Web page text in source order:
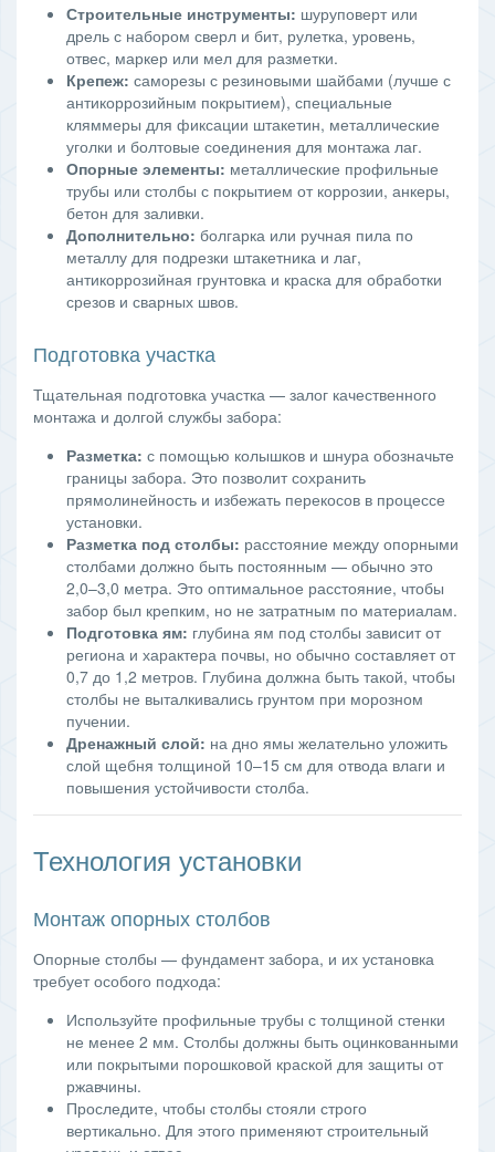
Строительные инструменты: шуруповерт или
дрель с набором сверл и бит, рулетка, уровень,
отвес, маркер или мел для разметки.
Крепеж: саморезы с резиновыми шайбами (лучше с
антикоррозийным покрытием), специальные
кляммеры для фиксации штакетин, металлические
уголки и болтовые соединения для монтажа лаг.
Опорные элементы: металлические профильные
трубы или столбы с покрытием от коррозии, анкеры,
бетон для заливки.
Дополнительно: болгарка или ручная пила по
металлу для подрезки штакетника и лаг,
антикоррозийная грунтовка и краска для обработки
срезов и сварных швов.
Подготовка участка
Тщательная подготовка участка — залог качественного
монтажа и долгой службы забора:
Разметка: с помощью колышков и шнура обозначьте
границы забора. Это позволит сохранить
прямолинейность и избежать перекосов в процессе
установки.
Разметка под столбы: расстояние между опорными
столбами должно быть постоянным — обычно это
2,0–3,0 метра. Это оптимальное расстояние, чтобы
забор был крепким, но не затратным по материалам.
Подготовка ям: глубина ям под столбы зависит от
региона и характера почвы, но обычно составляет от
0,7 до 1,2 метров. Глубина должна быть такой, чтобы
столбы не выталкивались грунтом при морозном
пучении.
Дренажный слой: на дно ямы желательно уложить
слой щебня толщиной 10–15 см для отвода влаги и
повышения устойчивости столба.
Технология установки
Монтаж опорных столбов
Опорные столбы — фундамент забора, и их установка
требует особого подхода:
Используйте профильные трубы с толщиной стенки
не менее 2 мм. Столбы должны быть оцинкованными
или покрытыми порошковой краской для защиты от
ржавчины.
Проследите, чтобы столбы стояли строго
вертикально. Для этого применяют строительный